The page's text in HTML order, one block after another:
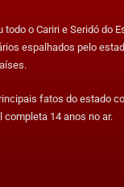
o Cariri e Seridó do
espalhados pelo
fatos do estado
14 anos no ar.